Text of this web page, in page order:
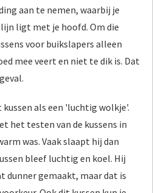
aan te nemen, waarbij je
ligt met je hoofd. Om die
voor buikslapers alleen
mee veert en niet te dik is. Dat
als een 'luchtig wolkje'.
het testen van de kussens in
was. Vaak slaapt hij dan
bleef luchtig en koel. Hij
dunner gemaakt, maar dat is